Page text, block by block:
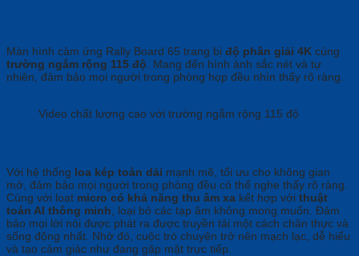
Màn hình cảm ứng Rally Board 65 trang bị độ phân giải 4K cùng
trường ngắm rộng 115 độ . Mang đến hình ảnh sắc nét và tự
nhiên, đảm bảo mọi người trong phòng họp đều nhìn thấy rõ ràng.
Video chất lượng cao với trường ngắm rộng 115 độ
Với hệ thống loa kép toàn dải mạnh mẽ, tối ưu cho không gian
mở, đảm bảo mọi người trong phòng đều có thể nghe thấy rõ ràng.
Cùng với loạt micro có khả năng thu âm xa kết hợp với thuật
toán AI thông minh , loại bỏ các tạp âm không mong muốn. Đảm
bảo mọi lời nói được phát ra được truyền tải một cách chân thực và
sống động nhất. Nhờ đó, cuộc trò chuyện trở nên mạch lạc, dễ hiểu
và tạo cảm giác như đang gặp mặt trực tiếp.